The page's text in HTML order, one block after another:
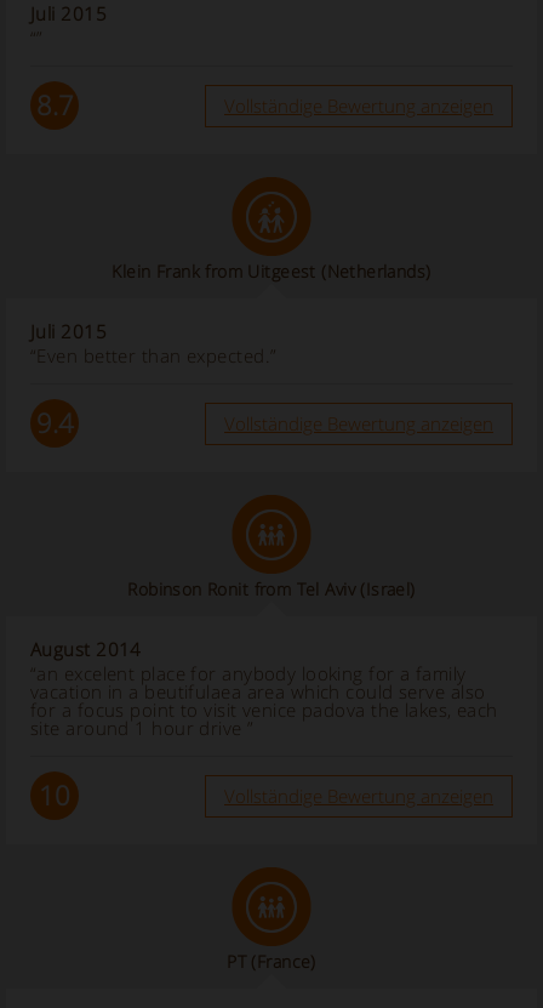
Juli 2015
“”
8.7 Vollständige Bewertung anzeigen
Klein Frank from Uitgeest (Netherlands)
Juli 2015
“Even better than expected.”
9.4 Vollständige Bewertung anzeigen
Robinson Ronit from Tel Aviv (Israel)
August 2014
“an excelent place for anybody looking for a family
vacation in a beutifulaea area which could serve also
for a focus point to visit venice padova the lakes, each
site around 1 hour drive ”
10 Vollständige Bewertung anzeigen
PT (France)